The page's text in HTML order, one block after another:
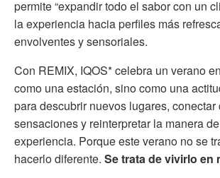
permite “expandir todo el sabor con un
la experiencia hacia perfiles más
envolventes y sensoriales.
Con REMIX, IQOS* celebra un verano
como una estación, sino como una
para descubrir nuevos lugares, conectar
sensaciones y reinterpretar la manera
experiencia. Porque este verano no se
hacerlo diferente. Se trata de vivirlo en